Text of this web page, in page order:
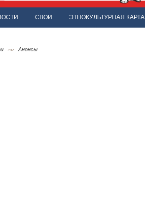
СВОИ ЭТНОКУЛЬТУРНАЯ КАРТА
Анонсы